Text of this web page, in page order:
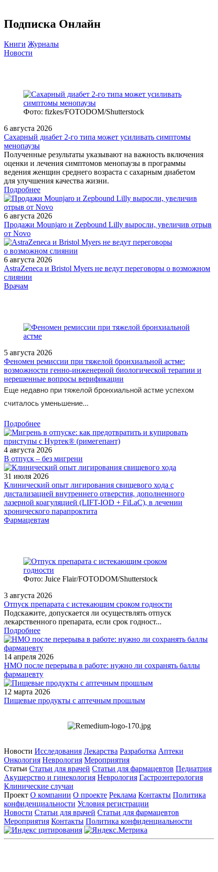
Подписка Онлайн
Книги Журналы
Новости
Фото: fizkes/FOTODOM/Shutterstock
6 августа 2026
Сахарный диабет 2‑го типа может усиливать симптомы
менопаузы
Полученные результаты указывают на важность включения
оценки и лечения симптомов менопаузы в программы
ведения женщин среднего возраста с сахарным диабетом
для улучшения качества жизни.
Подробнее
6 августа 2026
Продажи Mounjaro и Zepbound Lilly выросли, увеличив отрыв
от Novo
6 августа 2026
AstraZeneca и Bristol Myers не ведут переговоры о возможном
слиянии
/doctor/pediatrics/
Врачам
5 августа 2026
Феномен ремиссии при тяжелой бронхиальной астме:
возможности генно-инженерной биологической терапии и
нерешенные вопросы верификации
Еще недавно при тяжелой бронхиальной астме успехом
считалось уменьшение...
Подробнее
4 августа 2026
В отпуск – без мигрени
31 июля 2026
Клинический опыт лигирования свищевого хода с
дистализацией внутреннего отверстия, дополненного
лазерной коагуляцией (LIFT-IOD + FiLaC), в лечении
хронического парапроктита
Фармацевтам
Фото: Juice Flair/FOTODOM/Shutterstoсk
3 августа 2026
Отпуск препарата с истекающим сроком годности
Подскажите, допускается ли осуществлять отпуск
лекарственного препарата, если срок годност...
Подробнее
14 апреля 2026
НМО после перерыва в работе: нужно ли сохранять баллы
фармацевту
12 марта 2026
Пищевые продукты с аптечным прошлым
Новости Исследования Лекарства Разработка Аптеки
Онкология Неврология Мероприятия
Статьи Статьи для врачей Статьи для фармацевтов Педиатрия
Акушерство и гинекология Неврология Гастроэнтерология
Клинические случаи
Проект О компании О проекте Реклама Контакты Политика
конфиденциальности Условия регистрации
Новости Статьи для врачей Статьи для фармацевтов
Мероприятия Контакты Политика конфиденциальности